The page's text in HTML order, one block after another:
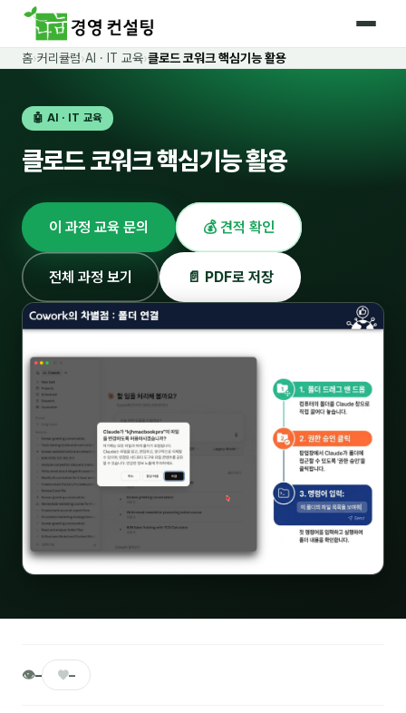
홈
커리큘럼
🛡️ 법정 의무교육 4종
📈 마케팅 · 영업
🤝 B2B 세일즈
💼 비즈니스 스킬 13
🌏 글로벌 비즈니스
🎓 강사육성 · 교수법
🏭 산업 특화
💻 IT · 디지털
🎬 영상 · 콘텐츠
🗣️ 외국어 강의
홈›커리큘럼›AI · IT 교육›클로드 코워크 핵심기능 활용
🤖 AI · IT 교육
클로드 코워크 핵심기능 활용
이 과정 교육 문의 💰 견적 확인
전체 과정 보기 📄 PDF로 저장
👁– ♥–